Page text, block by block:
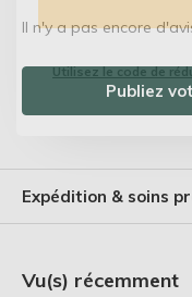
Il n'y a pas encore
Publiez
Expédition & soins
Vu(s) récemment
Utilisez le code de